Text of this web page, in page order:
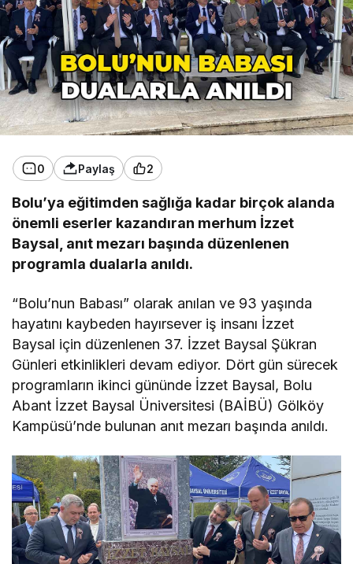
0 Paylaş 2
Bolu’ya eğitimden sağlığa kadar birçok alanda
önemli eserler kazandıran merhum İzzet
Baysal, anıt mezarı başında düzenlenen
programla dualarla anıldı.
“Bolu’nun Babası” olarak anılan ve 93 yaşında
hayatını kaybeden hayırsever iş insanı İzzet
Baysal için düzenlenen 37. İzzet Baysal Şükran
Günleri etkinlikleri devam ediyor. Dört gün sürecek
programların ikinci gününde İzzet Baysal, Bolu
Abant İzzet Baysal Üniversitesi (BAİBÜ) Gölköy
Kampüsü’nde bulunan anıt mezarı başında anıldı.